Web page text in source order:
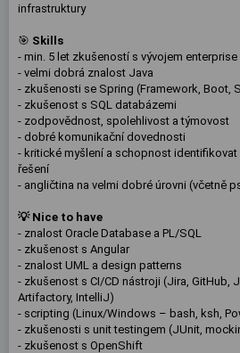
infrastruktury
🎯 Skills
- min. 5 let zkušeností s vývojem
- velmi dobrá znalost Java
- zkušenosti se Spring (Framework, Boot,
- zkušenost s SQL databázemi
- zodpovědnost, spolehlivost a týmovost
- dobré komunikační dovednosti
- kritické myšlení a schopnost identifikovat
řešení
- angličtina na velmi dobré úrovni (včetně
💡 Nice to have
- znalost Oracle Database a PL/SQL
- zkušenost s Angular
- znalost UML a design patterns
- zkušenost s CI/CD nástroji (Jira, GitHub,
Artifactory, IntelliJ)
- scripting (Linux/Windows – bash, ksh,
- zkušenosti s unit testingem (JUnit,
- zkušenost s OpenShift